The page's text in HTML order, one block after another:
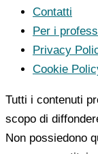
Contatti
Per i
Privacy
Cookie
Tutti i contenuti
scopo di
Non possiedono